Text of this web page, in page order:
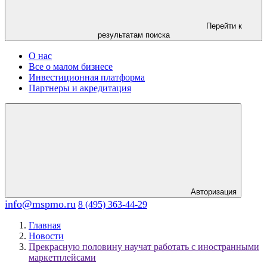
Перейти к
результатам поиска
О нас
Все о малом бизнесе
Инвестиционная платформа
Партнеры и акредитация
Авторизация
info@mspmo.ru 8 (495) 363-44-29
Главная
Новости
Прекрасную половину научат работать с иностранными
маркетплейсами